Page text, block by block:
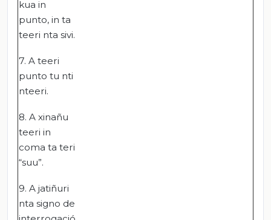
kua in
punto, in ta
teeri nta sivi.
7. A teeri
punto tu nti
nteeri.
8. A xinañu
teeri in
coma ta teri
“suu”.
9. A jatiñuri
nta signo de